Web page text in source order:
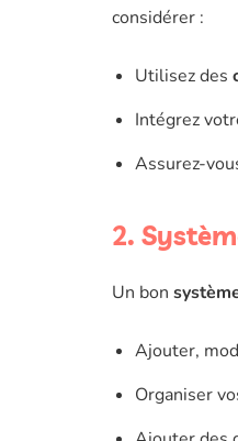
considérer :
Utilisez des
Intégrez
Assurez-
2.
Un bon
Ajouter,
Organiser